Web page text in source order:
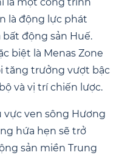
là động lực phát
động sản Huế.
biệt là Menas Zone
tăng trưởng vượt bậc
và vị trí chiến lược.
vực ven sông Hương
hứa hẹn sẽ trở
sản miền Trung